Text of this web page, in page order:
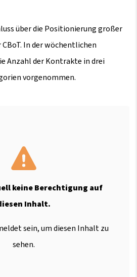
über die Positionierung großer
In der wöchentlichen
Anzahl der Kontrakte in drei
vorgenommen.
keine Berechtigung auf
Inhalt.
sein, um diesen Inhalt zu
sehen.